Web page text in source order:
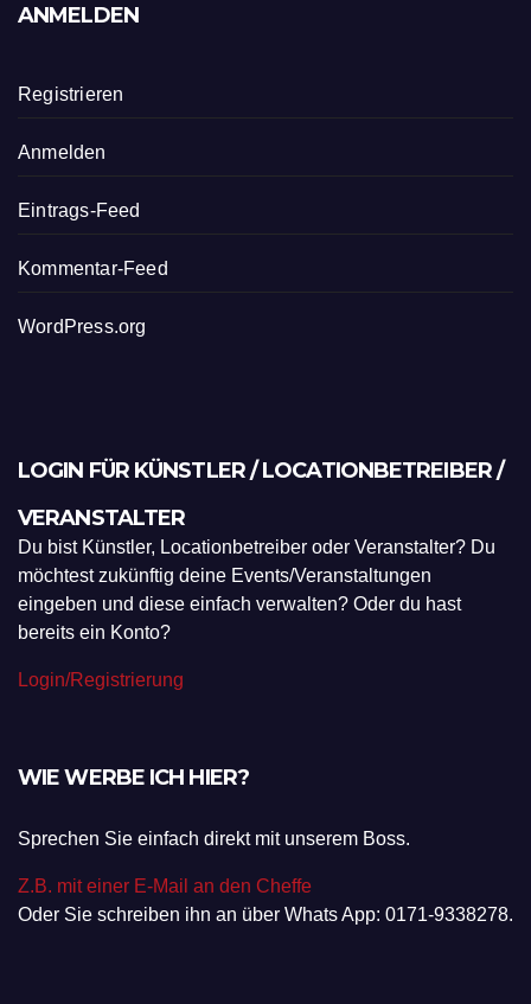
ANMELDEN
Registrieren
Anmelden
Eintrags-Feed
Kommentar-Feed
WordPress.org
LOGIN FÜR KÜNSTLER / LOCATIONBETREIBER /
VERANSTALTER
Du bist Künstler, Locationbetreiber oder Veranstalter? Du
möchtest zukünftig deine Events/Veranstaltungen
eingeben und diese einfach verwalten? Oder du hast
bereits ein Konto?
Login/Registrierung
WIE WERBE ICH HIER?
Sprechen Sie einfach direkt mit unserem Boss.
Z.B. mit einer E-Mail an den Cheffe
Oder Sie schreiben ihn an über Whats App: 0171-9338278.